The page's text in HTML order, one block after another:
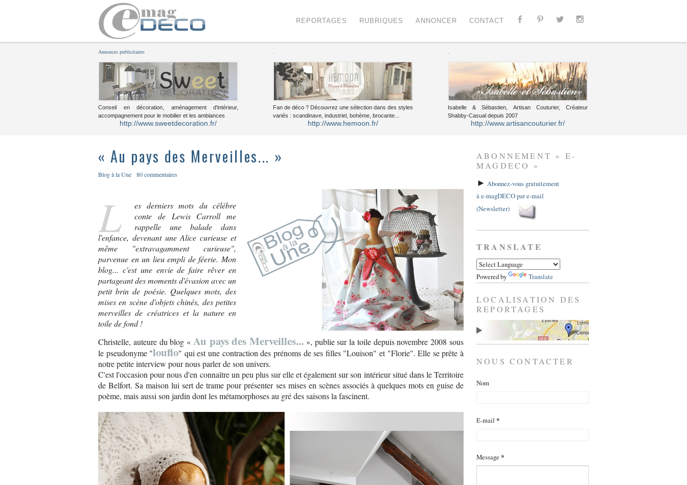
REPORTAGES RUBRIQUES ANNONCER CONTACT
Annonces publicitaires
Conseil en décoration, aménagement d'intérieur,
accompagnement pour le mobilier et les ambiances
http://www.sweetdecoration.fr/
Fan de déco ? Découvrez une sélection dans des styles
variés : scandinave, industriel, bohème, brocante...
http://www.hemoon.fr/
Isabelle & Sébastien, Artisan Couturier, Créateur
Shabby-Casual depuis 2007
http://www.artisancouturier.fr/
« Au pays des Merveilles... »
Blog à la Une 80 commentaires
L
es derniers mots du célèbre
conte de Lewis Carroll me
rappelle une balade dans
l'enfance, devenant une Alice curieuse et
même "extravagamment curieuse",
parvenue en un lieu empli de féerie. Mon
blog... c'est une envie de faire rêver en
partageant des moments d'évasion avec un
petit brin de poésie. Quelques mots, des
mises en scène d'objets chinés, des petites
merveilles de créatrices et la nature en
toile de fond !
Christelle, auteure du blog « Au pays des Merveilles... », publie sur la toile depuis novembre 2008 sous
le pseudonyme "louflo" qui est une contraction des prénoms de ses filles "Louison" et "Florie". Elle se prête à
notre petite interview pour nous parler de son univers.
C'est l'occasion pour nous d'en connaître un peu plus sur elle et également sur son intérieur situé dans le Territoire
de Belfort. Sa maison lui sert de trame pour présenter ses mises en scènes associés à quelques mots en guise de
poème, mais aussi son jardin dont les métamorphoses au gré des saisons la fascinent.
ABONNEMENT « E-
MAGDECO »
► Abonnez-vous gratuitement
à e-magDECO par e-mail
(Newsletter)
TRANSLATE
Powered by Translate
LOCALISATION DES
REPORTAGES
NOUS CONTACTER
Nom
E-mail *
Message *